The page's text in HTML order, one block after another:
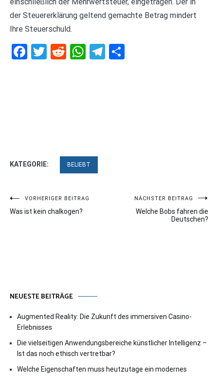
der Steuererklärung geltend gemachte Betrag mindert
Ihre Steuerschuld.
Facebook
Twitter
RedditWhatsApp
Telegram
KATEGORIE: BELIEBT
Beitragsnavigation
VORHERIGER BEITRAG
Was ist kein chalkogen?
NÄCHSTER BEITRAG
Welche Bobs fahren die
Deutschen?
NEUESTE BEITRÄGE
Augmented Reality: Die Zukunft des immersiven Casino-
Erlebnisses
Die vielseitigen Anwendungsbereiche künstlicher Intelligenz –
Ist das noch ethisch vertretbar?
Welche Eigenschaften muss heutzutage ein modernes